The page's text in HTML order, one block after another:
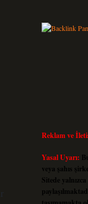
Reklam ve
Yasal Uyarı:
veya şahıs
Sitede